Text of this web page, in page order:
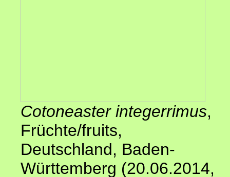
Cotoneaster integerrimus,
Früchte/fruits,
Deutschland, Baden-
Württemberg (20.06.2014,